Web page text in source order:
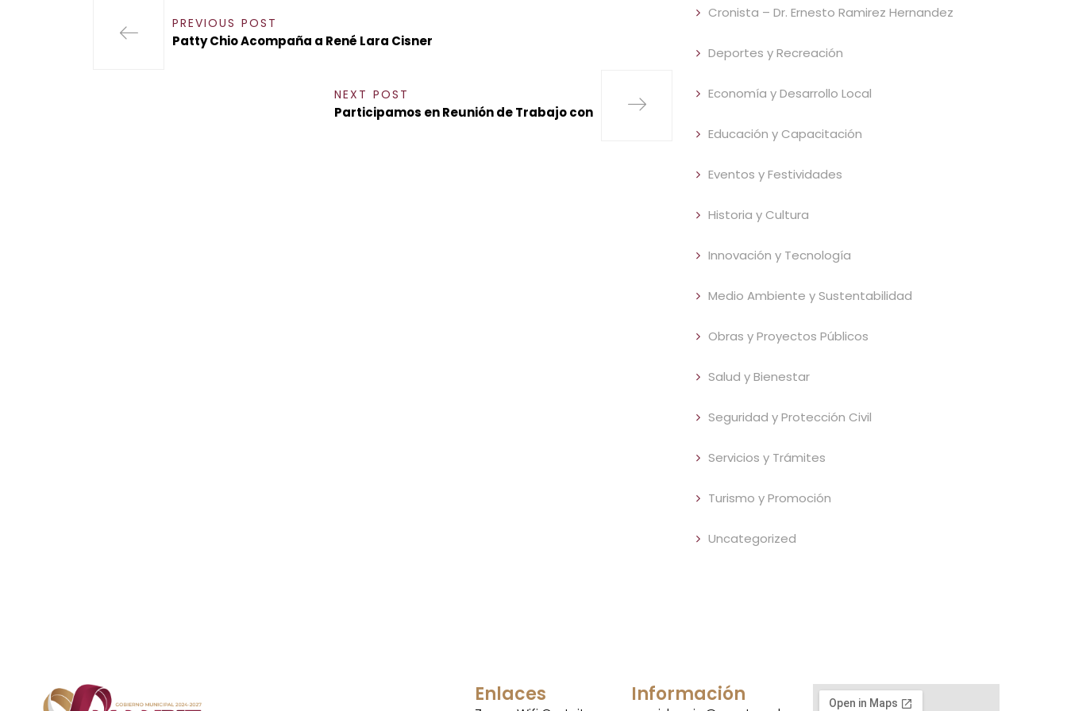
PREVIOUS POST
Patty Chio Acompaña a René Lara Cisner
NEXT POST
Participamos en Reunión de Trabajo con
Cronista – Dr. Ernesto Ramirez Hernandez
Deportes y Recreación
Economía y Desarrollo Local
Educación y Capacitación
Eventos y Festividades
Historia y Cultura
Innovación y Tecnología
Medio Ambiente y Sustentabilidad
Obras y Proyectos Públicos
Salud y Bienestar
Seguridad y Protección Civil
Servicios y Trámites
Turismo y Promoción
Uncategorized
Enlaces Información